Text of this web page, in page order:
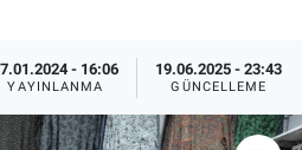
- 16:06
YAYINLANMA
19.06.2025 - 23:43
GÜNCELLEME